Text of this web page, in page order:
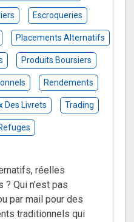
Escroqueries
Placements Alternatifs
Produits Boursiers
Rendements
Des Livrets Trading
réelles
Qui n’est pas
par mail pour des
traditionnels qui